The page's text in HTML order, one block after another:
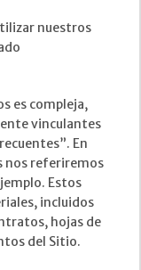
nuestros
es compleja,
vinculantes
En
nos referiremos
Estos
incluidos
hojas de
del Sitio.